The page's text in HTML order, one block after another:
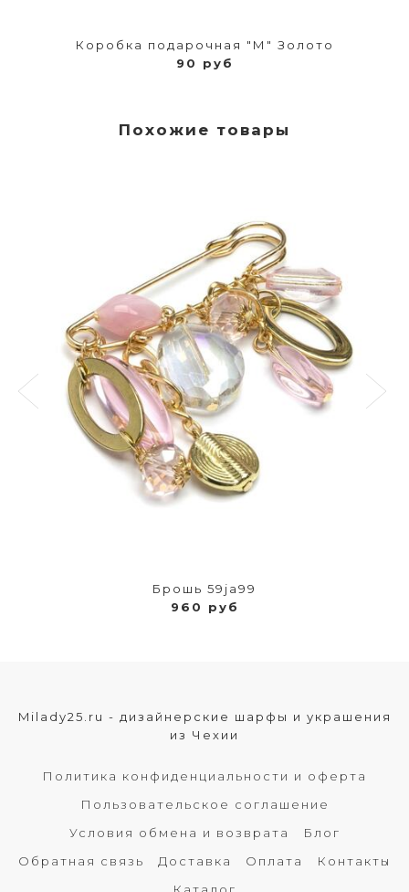
Коробка подарочная "М" Золото
90 руб
Похожие товары
Брошь 59ja99
960 руб
Milady25.ru - дизайнерские шарфы и украшения
из Чехии
Политика конфиденциальности и оферта
Пользовательское соглашение
Условия обмена и возврата
Блог
Обратная связь
Доставка Оплата
Контакты